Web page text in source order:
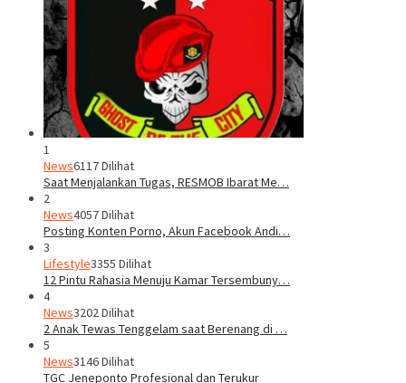
1
News6117 Dilihat
Saat Menjalankan Tugas, RESMOB Ibarat Me…
2
News4057 Dilihat
Posting Konten Porno, Akun Facebook Andi…
3
Lifestyle3355 Dilihat
12 Pintu Rahasia Menuju Kamar Tersembuny…
4
News3202 Dilihat
2 Anak Tewas Tenggelam saat Berenang di …
5
News3146 Dilihat
TGC Jeneponto Profesional dan Terukur